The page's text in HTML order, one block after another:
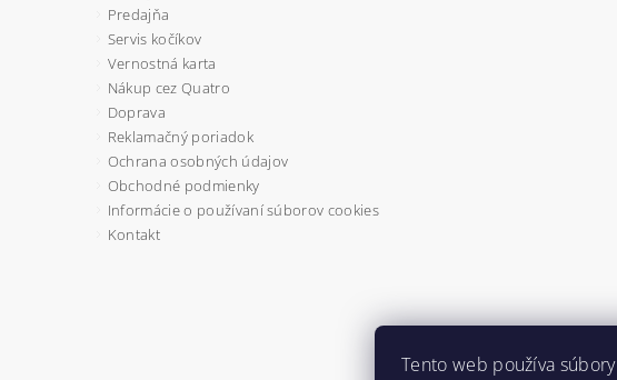
Predajňa
Servis kočíkov
Vernostná karta
Nákup cez Quatro
Doprava
Reklamačný poriadok
Ochrana osobných údajov
Obchodné podmienky
Informácie o používaní súborov cookies
Kontakt
Tento web používa súbory